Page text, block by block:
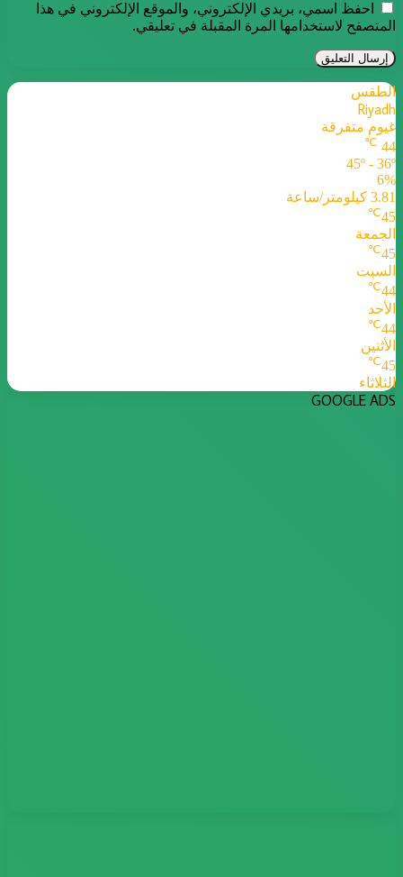
احفظ اسمي، بريدي الإلكتروني، والموقع الإلكتروني في هذا
المتصفح لاستخدامها المرة المقبلة في تعليقي.
الطقس
Riyadh
غيوم متفرقة
44
℃
45º - 36º
6%
3.81 كيلومتر/ساعة
45
℃
الجمعة
45
℃
السبت
44
℃
الأحد
44
℃
الأثنين
45
℃
الثلاثاء
GOOGLE ADS